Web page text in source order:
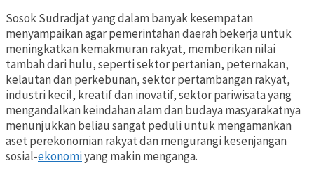
Sosok Sudradjat yang dalam banyak kesempatan
menyampaikan agar pemerintahan daerah bekerja untuk
meningkatkan kemakmuran rakyat, memberikan nilai
tambah dari hulu, seperti sektor pertanian, peternakan,
kelautan dan perkebunan, sektor pertambangan rakyat,
industri kecil, kreatif dan inovatif, sektor pariwisata yang
mengandalkan keindahan alam dan budaya masyarakatnya
menunjukkan beliau sangat peduli untuk mengamankan
aset perekonomian rakyat dan mengurangi kesenjangan
sosial-ekonomiyang makin menganga.